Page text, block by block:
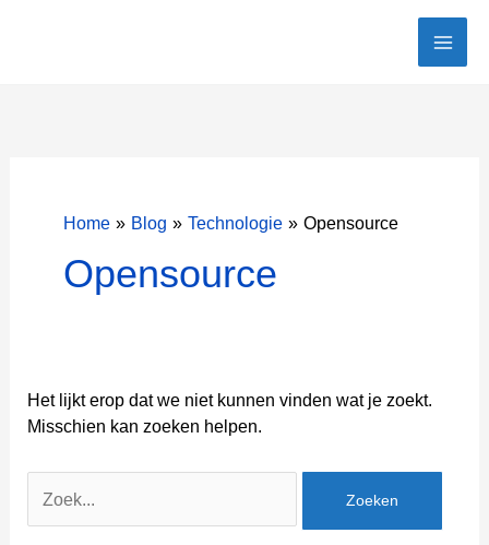
Home Blog Technologie Opensource
Opensource
Het lijkt erop dat we niet kunnen vinden wat je zoekt.
Misschien kan zoeken helpen.
naar: